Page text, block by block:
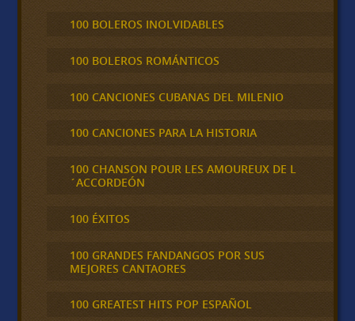
100 BOLEROS INOLVIDABLES
100 BOLEROS ROMÁNTICOS
100 CANCIONES CUBANAS DEL MILENIO
100 CANCIONES PARA LA HISTORIA
100 CHANSON POUR LES AMOUREUX DE L
´ACCORDEÓN
100 ÉXITOS
100 GRANDES FANDANGOS POR SUS
MEJORES CANTAORES
100 GREATEST HITS POP ESPAÑOL